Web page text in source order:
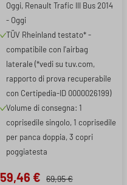
Oggi, Renault Trafic III Bus 2014
- Oggi
TÜV Rheinland testato* -
compatibile con l'airbag
laterale (*vedi su tuv.com,
rapporto di prova recuperabile
con Certipedia-ID 0000026199)
Volume di consegna: 1
coprisedile singolo, 1 coprisedile
per panca doppia, 3 copri
poggiatesta
59,46 € 69,95 €